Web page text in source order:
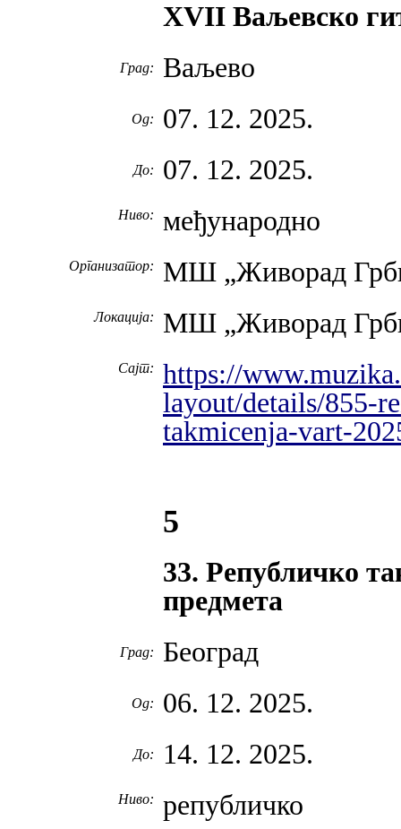
XVII Ваљевско
Град: Ваљево
Од: 07. 12. 2025.
До: 07. 12. 2025.
Ниво: међународно
Организатор: МШ „Живорад
Локација: МШ „Живорад
Сајт:
https://
layout/details/855-
takmicenja-vart-
5
33. Републичко
предмета
Град: Београд
Од: 06. 12. 2025.
До: 14. 12. 2025.
Ниво: републичко